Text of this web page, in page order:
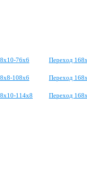
76х6 Переход
108х6 Переход
114х8 Переход